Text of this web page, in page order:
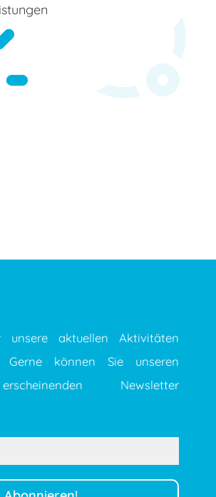
aktuellen Aktivitäten
Gerne können Sie unseren
Newsletter